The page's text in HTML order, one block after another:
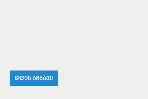
ᲓᲦᲘᲡ ᲐᲛᲑᲐᲕᲘ